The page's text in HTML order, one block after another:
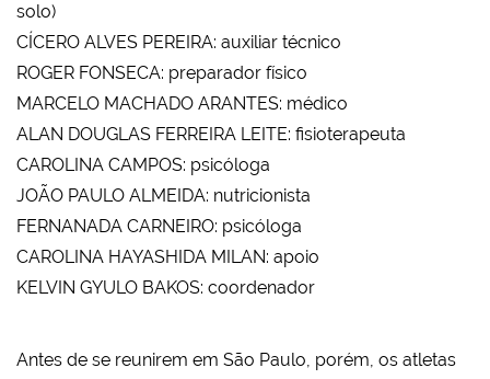
solo)
CÍCERO ALVES PEREIRA: auxiliar técnico
ROGER FONSECA: preparador físico
MARCELO MACHADO ARANTES: médico
ALAN DOUGLAS FERREIRA LEITE: fisioterapeuta
CAROLINA CAMPOS: psicóloga
JOÃO PAULO ALMEIDA: nutricionista
FERNANADA CARNEIRO: psicóloga
CAROLINA HAYASHIDA MILAN: apoio
KELVIN GYULO BAKOS: coordenador
Antes de se reunirem em São Paulo, porém, os atletas